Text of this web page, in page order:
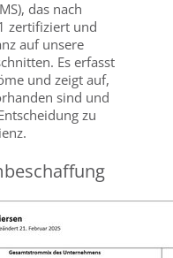
das nach
zertifiziert und
auf unsere
Es erfasst
und zeigt auf,
sind und
zu